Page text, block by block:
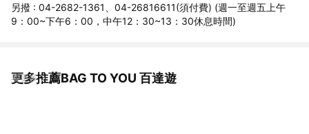
另撥 : 04-2682-1361、04-26816611(須付費) (週一至週五上午
9：00~下午6：00，中午12：30~13：30休息時間)
更多推薦BAG TO YOU 百達遊
看更多